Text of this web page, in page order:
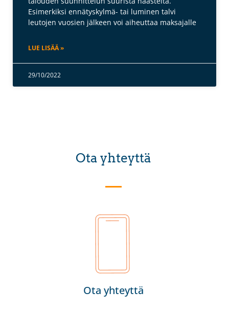
Esimerkiksi ennätyskylmä- tai luminen talvi
leutojen vuosien jälkeen voi aiheuttaa maksajalle
LUE LISÄÄ »
29/10/2022
Ota yhteyttä
Ota yhteyttä